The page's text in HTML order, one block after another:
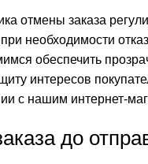
отмены заказа
необходимости
обеспечить
интересов
с нашим
до